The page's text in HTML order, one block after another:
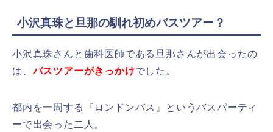
小沢真珠と旦那の馴れ初めバスツアー？
小沢真珠さんと歯科医師である旦那さんが出会ったの
は、バスツアーがきっかけでした。
都内を一周する『ロンドンバス』というバスパーティ
ーで出会った二人。